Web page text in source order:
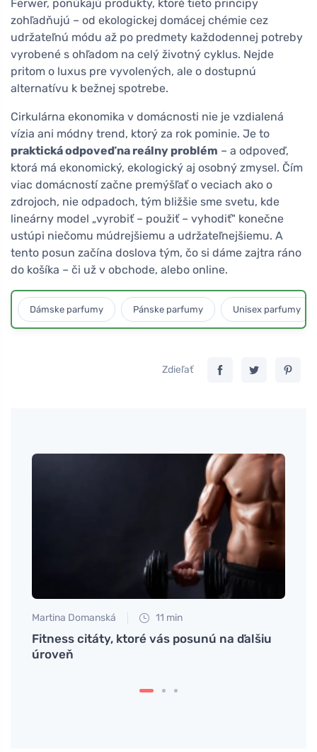
Ferwer, ponúkajú produkty, ktoré tieto princípy
zohľadňujú – od ekologickej domácej chémie cez
udržateľnú módu až po predmety každodennej potreby
vyrobené s ohľadom na celý životný cyklus. Nejde
pritom o luxus pre vyvolených, ale o dostupnú
alternatívu k bežnej spotrebe.
Cirkulárna ekonomika v domácnosti nie je vzdialená
vízia ani módny trend, ktorý za rok pominie. Je to
praktická odpoveď na reálny problém – a odpoveď,
ktorá má ekonomický, ekologický aj osobný zmysel. Čím
viac domácností začne premýšľať o veciach ako o
zdrojoch, nie odpadoch, tým bližšie sme svetu, kde
lineárny model „vyrobiť – použiť – vyhodiť" konečne
ustúpi niečomu múdrejšiemu a udržateľnejšiemu. A
tento posun začína doslova tým, čo si dáme zajtra ráno
do košíka – či už v obchode, alebo online.
Dámske parfumy Pánske parfumy Unisex parfumy
Zdieľať
Martina Domanská 11 min
Fitness citáty, ktoré vás posunú na ďalšiu
úroveň